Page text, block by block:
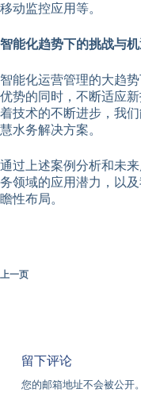
移动监控应用等。
智能化趋势下的挑战与机
智能化运营管理的大趋
优势的同时，不断适应
着技术的不断进步，我
慧水务解决方案。
通过上述案例分析和未
务领域的应用潜力，以
瞻性布局。
上一页
留下评论
您的邮箱地址不会被公开。